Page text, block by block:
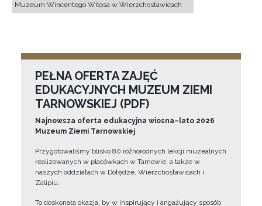
Muzeum Wincentego Witosa w Wierzchosławicach
PEŁNA OFERTA ZAJĘĆ
EDUKACYJNYCH MUZEUM ZIEMI
TARNOWSKIEJ (PDF)
Najnowsza oferta edukacyjna wiosna–lato 2026
Muzeum Ziemi Tarnowskiej
Przygotowaliśmy blisko 80 różnorodnych lekcji muzealnych
realizowanych w placówkach w Tarnowie, a także w
naszych oddziałach w Dołędze, Wierzchosławicach i
Zalipiu.
To doskonała okazja, by w inspirujący i angażujący sposób